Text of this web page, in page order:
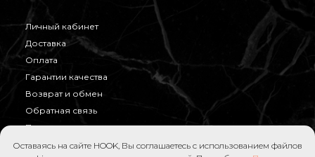
Личный кабинет
Доставка
Оплата
Гарантии качества
Возврат и обмен
Обратная связь
Правила продажи
Публичная оферта
Оставаясь на сайте HOOK, Вы соглашаетесь с использованием файлов